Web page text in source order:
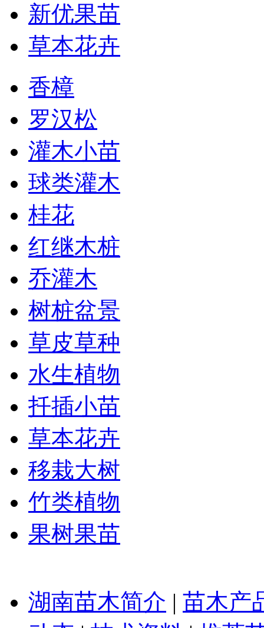
新优果苗
草本花卉
香樟
罗汉松
灌木小苗
球类灌木
桂花
红继木桩
乔灌木
树桩盆景
草皮草种
水生植物
扦插小苗
草本花卉
移栽大树
竹类植物
果树果苗
湖南苗木简介 | 苗木产